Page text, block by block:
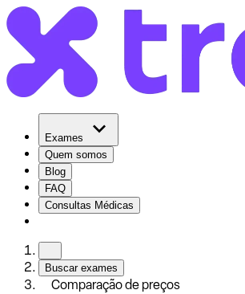
Exames
Quem somos
Blog
FAQ
Consultas Médicas
Buscar exames
Comparação de preços